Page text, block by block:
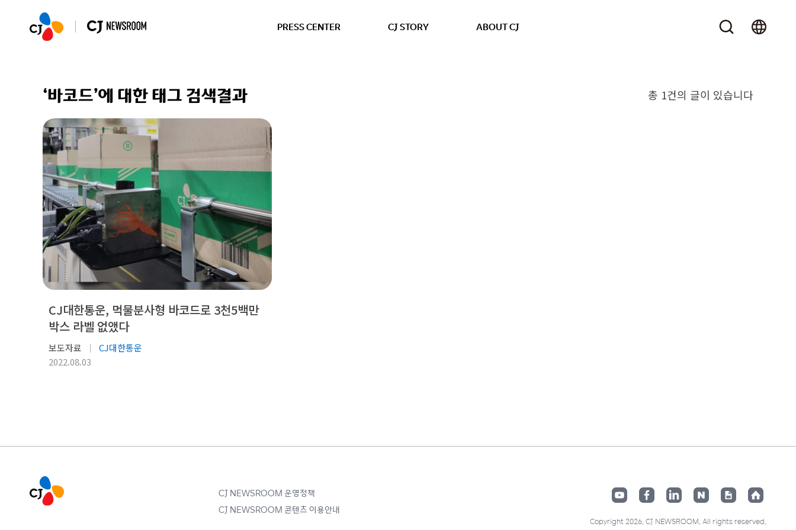
PRESS CENTER CJ STORY ABOUT CJ
‘바코드’에 대한 태그 검색결과 총 1건의 글이 있습니다
CJ대한통운, 먹물분사형 바코드로 3천5백만
박스 라벨 없앴다
보도자료
CJ대한통운
2022.08.03
CJ NEWSROOM 운영정책
CJ NEWSROOM 콘텐츠 이용안내
Copyright 2026. CJ NEWSROOM. All rights reserved.